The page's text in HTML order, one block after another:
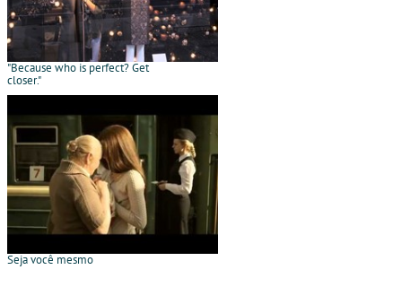
"Because who is perfect? Get
closer."
Seja você mesmo